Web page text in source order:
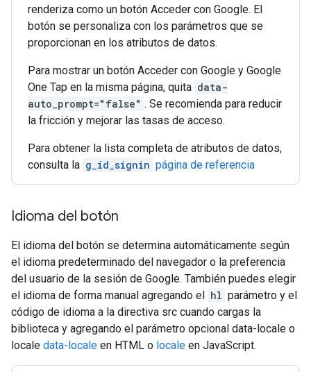
renderiza como un botón Acceder con Google. El
botón se personaliza con los parámetros que se
proporcionan en los atributos de datos.
Para mostrar un botón Acceder con Google y Google
One Tap en la misma página, quita data-
auto_prompt="false" . Se recomienda para reducir
la fricción y mejorar las tasas de acceso.
Para obtener la lista completa de atributos de datos,
consulta la g_id_signin página de referencia
Idioma del botón
El idioma del botón se determina automáticamente según
el idioma predeterminado del navegador o la preferencia
del usuario de la sesión de Google. También puedes elegir
el idioma de forma manual agregando el hl parámetro y el
código de idioma a la directiva src cuando cargas la
biblioteca y agregando el parámetro opcional data-locale o
locale data-locale en HTML o locale en JavaScript.